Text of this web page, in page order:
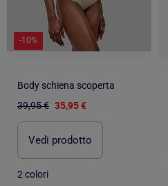
-10%
Body schiena scoperta
39,95 € 35,95 €
Vedi prodotto
2 colori